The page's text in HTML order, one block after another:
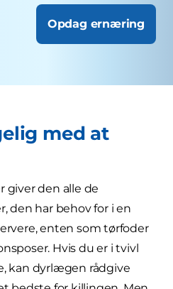
Opdag ernæring
med at
giver den alle de
den har behov for i en
enten som tørfoder
Hvis du er i tvivl
kan dyrlægen rådgive